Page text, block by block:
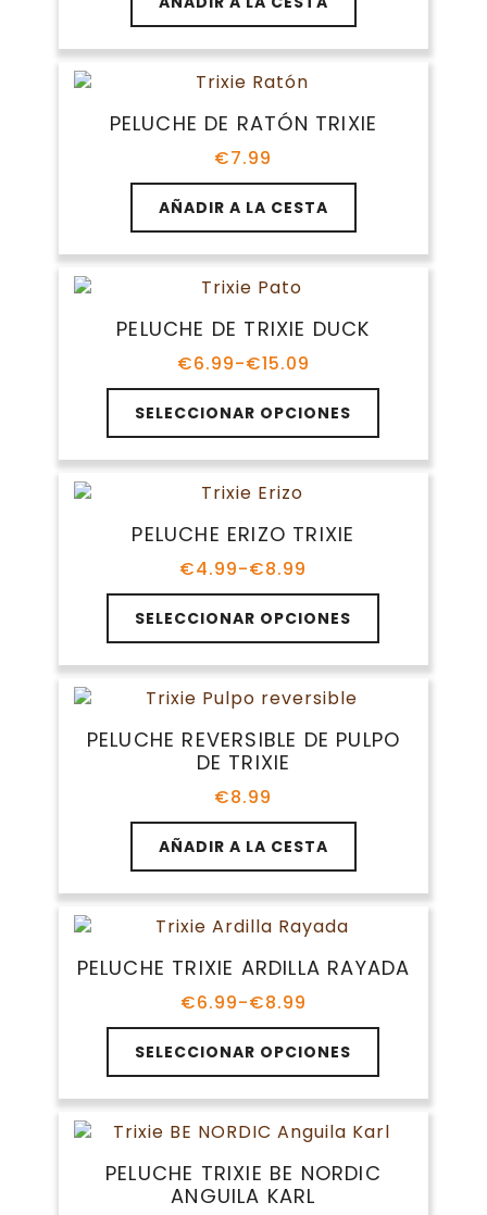
PELUCHE DE RATÓN TRIXIE
€7.99
AÑADIR A LA CESTA
PELUCHE DE TRIXIE DUCK
€6.99-€15.09
Rango
de
precios:
desde
€6.99
hasta
€15.09
SELECCIONAR OPCIONES
Este
producto
tiene
múltiples
opciones
pueden
elegir
en
la
página
producto
PELUCHE ERIZO TRIXIE
€4.99-€8.99
Rango
de
precios:
desde
€4.99
hasta
€8.99
SELECCIONAR OPCIONES
Este
producto
tiene
múltiples
variantes.
opciones
elegir
página
producto
PELUCHE REVERSIBLE DE PULPO
DE TRIXIE
€8.99
AÑADIR A LA CESTA
PELUCHE TRIXIE ARDILLA RAYADA
€6.99-€8.99
Rango
de
precios:
desde
€6.99
hasta
€8.99
SELECCIONAR OPCIONES
Este
producto
tiene
múltiples
variantes.
opciones
PELUCHE TRIXIE BE NORDIC
ANGUILA KARL